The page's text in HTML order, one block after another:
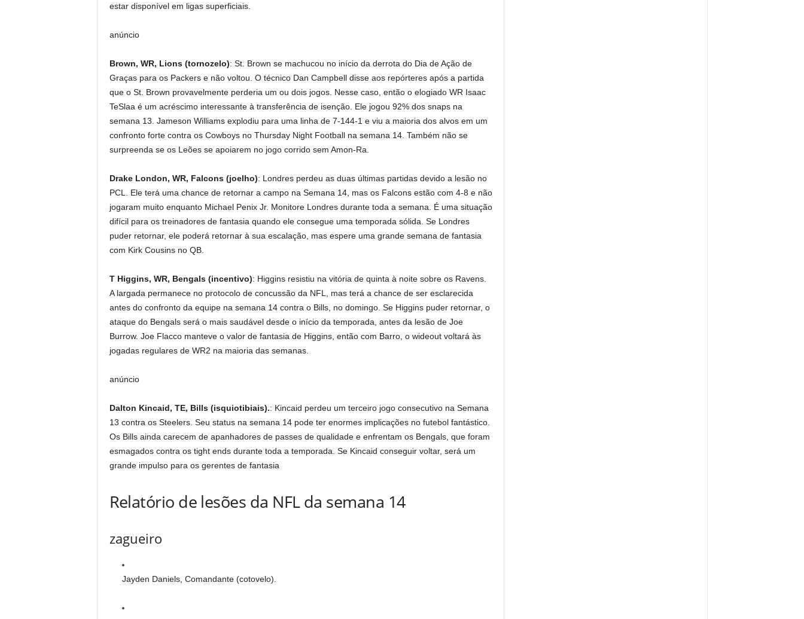
estar disponível em ligas superficiais.
anúncio
Brown, WR, Lions (tornozelo): St. Brown se machucou no início da derrota do Dia de Ação de
Graças para os Packers e não voltou. O técnico Dan Campbell disse aos repórteres após a partida
que o St. Brown provavelmente perderia um ou dois jogos. Nesse caso, então o elogiado WR Isaac
TeSlaa é um acréscimo interessante à transferência de isenção. Ele jogou 92% dos snaps na
semana 13. Jameson Williams explodiu para uma linha de 7-144-1 e viu a maioria dos alvos em um
confronto forte contra os Cowboys no Thursday Night Football na semana 14. Também não se
surpreenda se os Leões se apoiarem no jogo corrido sem Amon-Ra.
Drake London, WR, Falcons (joelho): Londres perdeu as duas últimas partidas devido a lesão no
PCL. Ele terá uma chance de retornar a campo na Semana 14, mas os Falcons estão com 4-8 e não
jogaram muito enquanto Michael Penix Jr. Monitore Londres durante toda a semana. É uma situação
difícil para os treinadores de fantasia quando ele consegue uma temporada sólida. Se Londres
puder retornar, ele poderá retornar à sua escalação, mas espere uma grande semana de fantasia
com Kirk Cousins ​​​​no QB.
T Higgins, WR, Bengals (incentivo): Higgins resistiu na vitória de quinta à noite sobre os Ravens.
A largada permanece no protocolo de concussão da NFL, mas terá a chance de ser esclarecida
antes do confronto da equipe na semana 14 contra o Bills, no domingo. Se Higgins puder retornar, o
ataque do Bengals será o mais saudável desde o início da temporada, antes da lesão de Joe
Burrow. Joe Flacco manteve o valor de fantasia de Higgins, então com Barro, o wideout voltará às
jogadas regulares de WR2 na maioria das semanas.
anúncio
Dalton Kincaid, TE, Bills (isquiotibiais).: Kincaid perdeu um terceiro jogo consecutivo na Semana
13 contra os Steelers. Seu status na semana 14 pode ter enormes implicações no futebol fantástico.
Os Bills ainda carecem de apanhadores de passes de qualidade e enfrentam os Bengals, que foram
esmagados contra os tight ends durante toda a temporada. Se Kincaid conseguir voltar, será um
grande impulso para os gerentes de fantasia
Relatório de lesões da NFL da semana 14
zagueiro
Jayden Daniels, Comandante (cotovelo).